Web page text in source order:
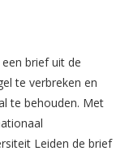
brief uit de
te verbreken en
te behouden. Met
Leiden de brief